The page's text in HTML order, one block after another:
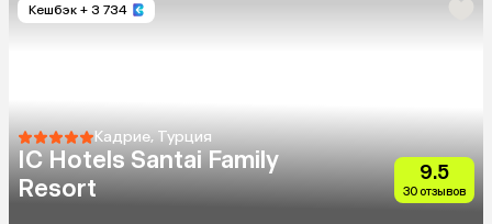
Кешбэк + 3 734
Кадрие, Турция
IC Hotels Santai Family
Resort
9.5
30 отзывов